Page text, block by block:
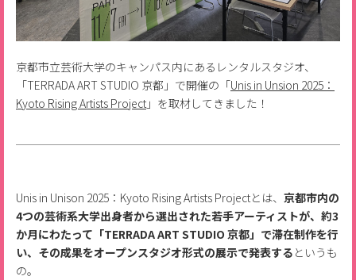
京都市立芸術大学のキャンパス内にあるレンタルスタジオ、
「TERRADA ART STUDIO 京都」で開催の「Unis in Unsion 2025：
Kyoto Rising Artists Project」を取材してきました！
Unis in Unison 2025：Kyoto Rising Artists Projectとは、 京都市内の
4つの芸術系大学出身者から選出された若手アーティストが、約3
か月にわたって「TERRADA ART STUDIO 京都」で滞在制作を行
い、その成果をオープンスタジオ形式の展示で発表する というも
の。